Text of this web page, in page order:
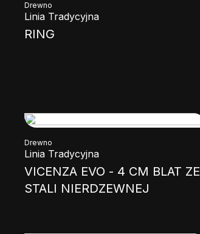
Drewno
Linia Tradycyjna
RING
Drewno
Linia Tradycyjna
VICENZA EVO - 4 CM BLAT ZE
STALI NIERDZEWNEJ